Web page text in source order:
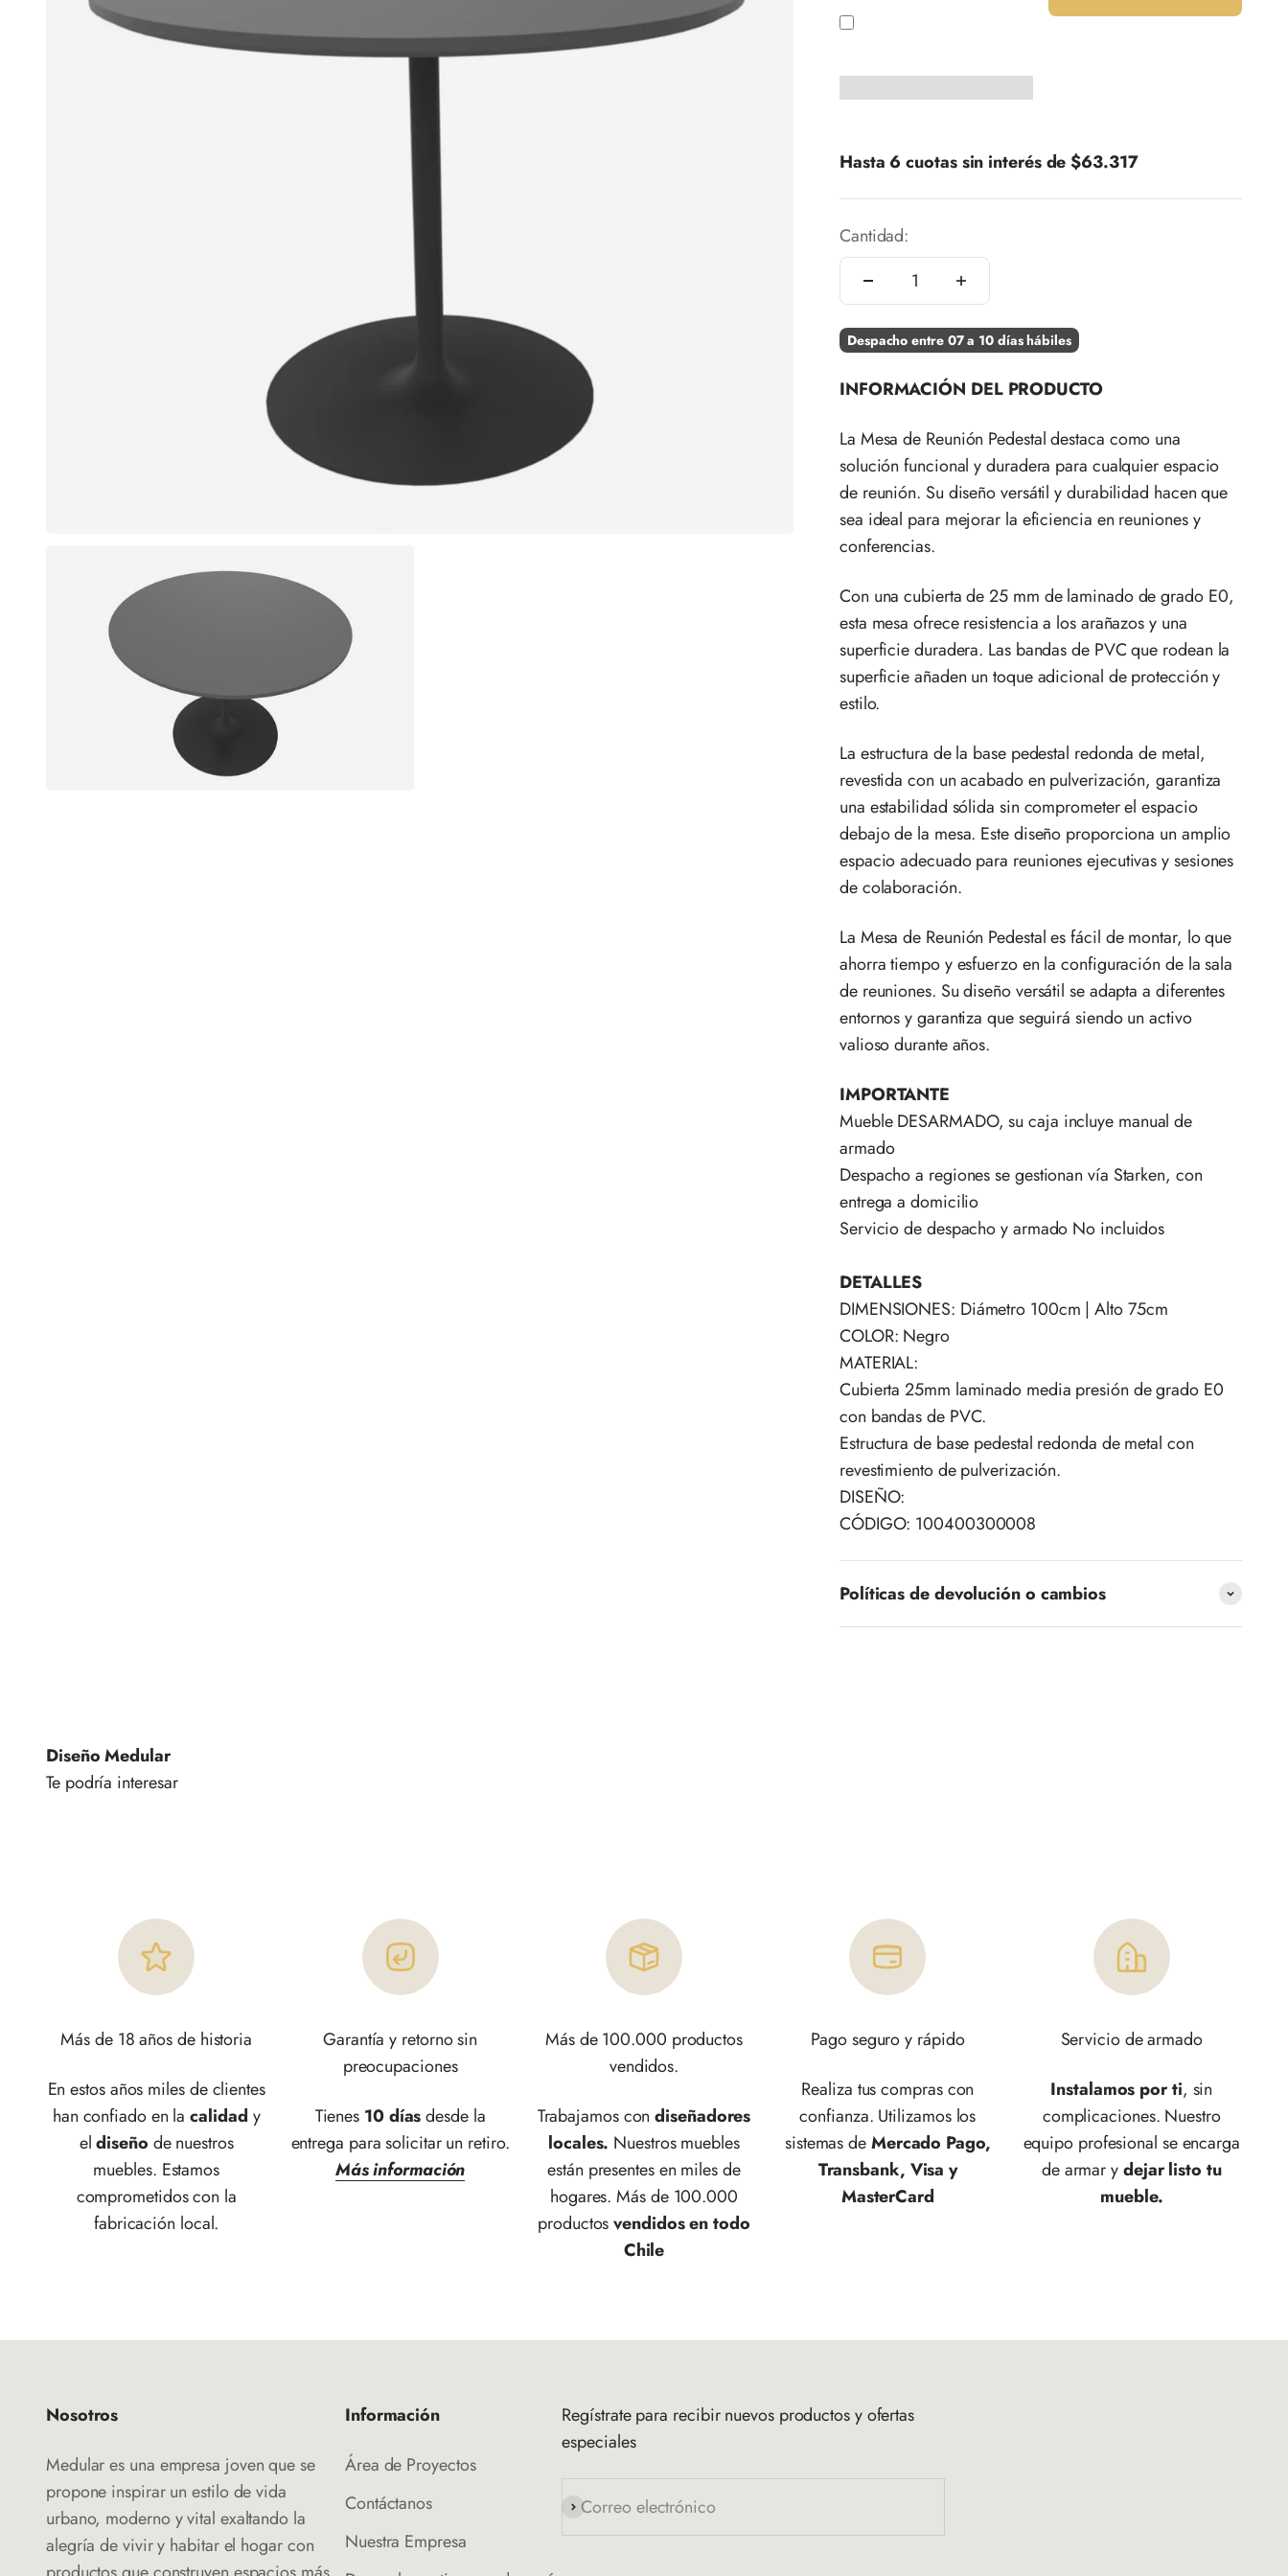
Hasta 6 cuotas sin interés de$63.317
Cantidad:
Despacho entre 07 a 10 días hábiles
INFORMACIÓN DEL PRODUCTO
La Mesa de Reunión Pedestal destaca como una
solución funcional y duradera para cualquier espacio
de reunión. Su diseño versátil y durabilidad hacen que
sea ideal para mejorar la eficiencia en reuniones y
conferencias.
Con una cubierta de 25 mm de laminado de grado E0,
esta mesa ofrece resistencia a los arañazos y una
superficie duradera. Las bandas de PVC que rodean la
superficie añaden un toque adicional de protección y
estilo.
La estructura de la base pedestal redonda de metal,
revestida con un acabado en pulverización, garantiza
una estabilidad sólida sin comprometer el espacio
debajo de la mesa. Este diseño proporciona un amplio
espacio adecuado para reuniones ejecutivas y sesiones
de colaboración.
La Mesa de Reunión Pedestal es fácil de montar, lo que
ahorra tiempo y esfuerzo en la configuración de la sala
de reuniones. Su diseño versátil se adapta a diferentes
entornos y garantiza que seguirá siendo un activo
valioso durante años.
IMPORTANTE
Mueble DESARMADO, su caja incluye manual de
armado
Despacho a regiones se gestionan vía Starken, con
entrega a domicilio
Servicio de despacho y armado No incluidos
DETALLES
DIMENSIONES: Diámetro 100cm | Alto 75cm
COLOR: Negro
MATERIAL:
Cubierta 25mm laminado media presión de grado E0
con bandas de PVC.
Estructura de base pedestal redonda de metal con
revestimiento de pulverización.
DISEÑO:
CÓDIGO: 100400300008
Políticas de devolución o cambios
Diseño Medular
Más de 18 años de historia
En estos años miles de clientes
han confiado en lacalidad y
eldiseño de nuestros
muebles. Estamos
comprometidos con la
fabricación local.
Garantía y retorno sin
preocupaciones
Tienes 10 díasdesde la
entrega para solicitar un retiro.
Más información
Más de 100.000 productos
vendidos.
Trabajamos condiseñadores
locales. Nuestros muebles
están presentes en miles de
hogares. Más de 100.000
productosvendidos en todo
Chile
Pago seguro y rápido
Realiza tus compras con
confianza. Utilizamos los
sistemas deMercado Pago,
Transbank, Visa y
MasterCard
Servicio de armado
Instalamos por ti, sin
complicaciones. Nuestro
equipo profesional se encarga
de armar ydejar listo tu
mueble.
Nosotros
Medular es una empresa joven que se
propone inspirar un estilo de vida
urbano, moderno y vital exaltando la
alegría de vivir y habitar el hogar con
Información
Área de Proyectos
Contáctanos
Nuestra Empresa
Regístrate para recibir nuevos productos y ofertas
especiales
Correo electrónico
Suscribirse